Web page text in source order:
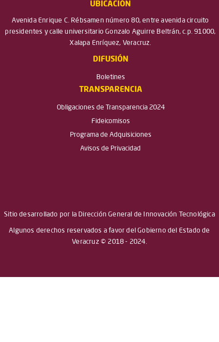
UBICACIÓN
Avenida Enrique C. Rébsamen número 80, entre avenida circuito
presidentes y calle universitario Gonzalo Aguirre Beltrán, c.p. 91000,
Xalapa Enríquez, Veracruz.
DIFUSIÓN
Boletines
TRANSPARENCIA
Obligaciones de Transparencia 2024
Fideicomisos
Programa de Adquisiciones
Avisos de Privacidad
Sitio desarrollado por la Dirección General de Innovación Tecnológica
Algunos derechos reservados a favor del Gobierno del Estado de
Veracruz © 2018 - 2024.